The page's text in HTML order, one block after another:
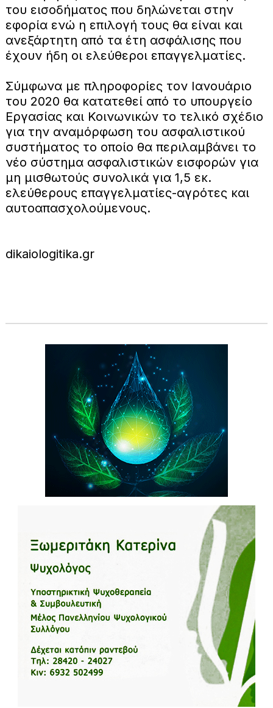
του εισοδήματος που δηλώνεται στην
εφορία ενώ η επιλογή τους θα είναι και
ανεξάρτητη από τα έτη ασφάλισης που
έχουν ήδη οι ελεύθεροι επαγγελματίες.
Σύμφωνα με πληροφορίες τον Ιανουάριο
του 2020 θα κατατεθεί από το υπουργείο
Εργασίας και Κοινωνικών το τελικό σχέδιο
για την αναμόρφωση του ασφαλιστικού
συστήματος το οποίο θα περιλαμβάνει το
νέο σύστημα ασφαλιστικών εισφορών για
μη μισθωτούς συνολικά για 1,5 εκ.
ελεύθερους επαγγελματίες-αγρότες και
αυτοαπασχολούμενους.
dikaiologitika.gr